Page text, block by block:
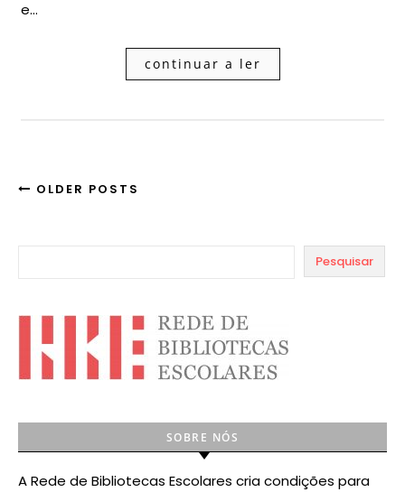
e…
continuar a ler
OLDER POSTS
Pesquisar
SOBRE NÓS
A Rede de Bibliotecas Escolares cria condições para